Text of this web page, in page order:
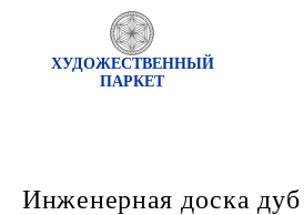
ХУДОЖЕСТВЕННЫЙ
ПАРКЕТ
Инженерная доска